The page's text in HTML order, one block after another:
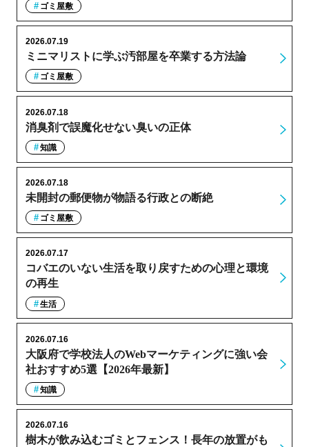
ゴミ屋敷
ミニマリストに学ぶ汚部屋を卒業する方法論
2026.07.19
ゴミ屋敷
消臭剤で誤魔化せない臭いの正体
2026.07.18
知識
未開封の郵便物が物語る行政との断絶
2026.07.18
ゴミ屋敷
コバエのいない生活を取り戻すための心理と環境
の再生
2026.07.17
生活
大阪府で学校法人のWebマーケティングに強い会
社おすすめ5選【2026年最新】
2026.07.16
知識
樹木が飲み込むゴミとフェンス！長年の放置がも
2026.07.16